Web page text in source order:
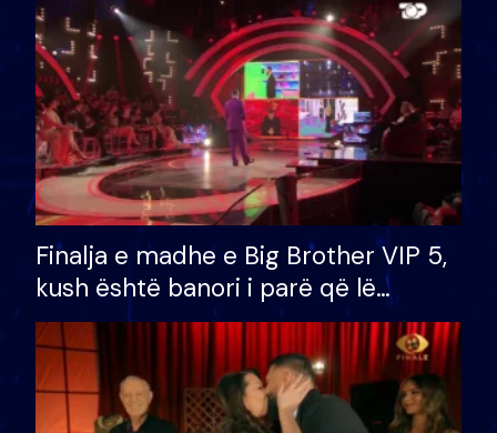
Finalja e madhe e Big Brother VIP 5,
kush është banori i parë që lë
shtëpinë dhe humb mundësinë për
të fituar çmimin e madh